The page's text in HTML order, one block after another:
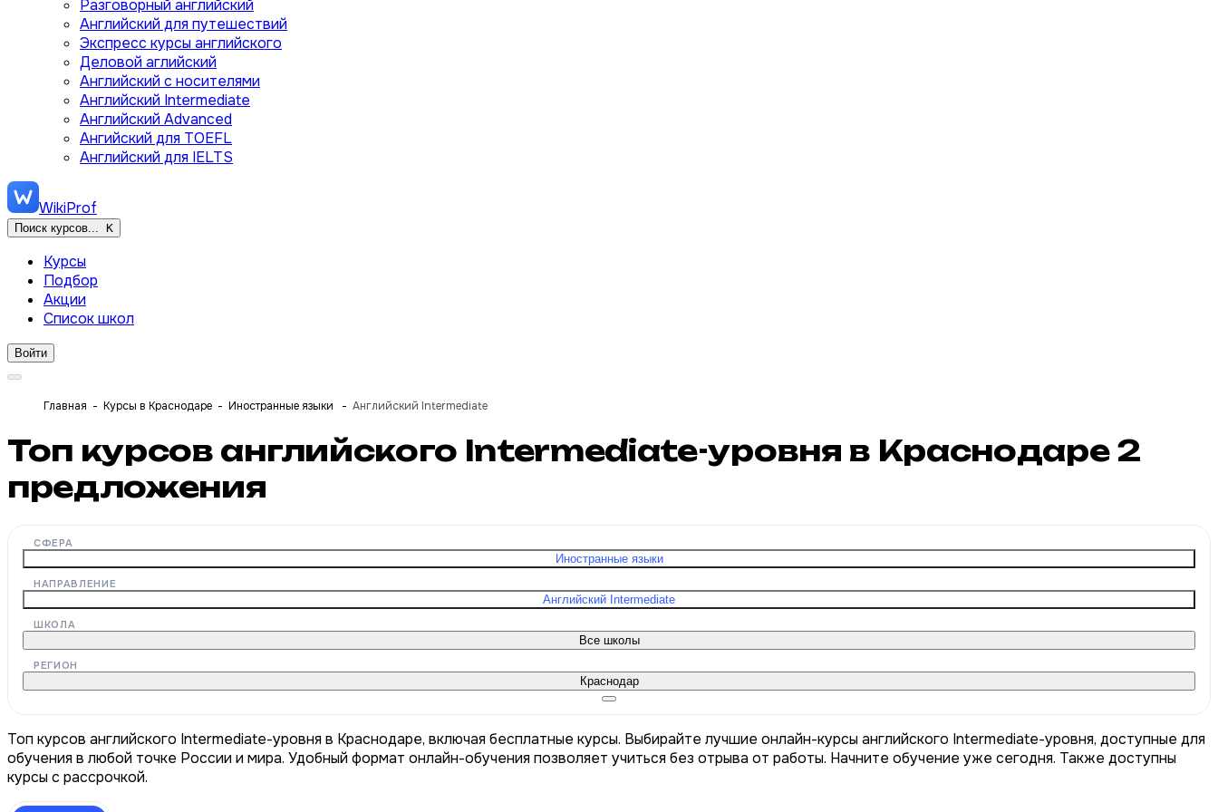
Разговорный английский
Английский для путешествий
Экспресс курсы английского
Деловой аглийский
Английский с носителями
Английский Intermediate
Английский Advanced
Ангийский для TOEFL
Английский для IELTS
WikiProf
Поиск курсов... K
Курсы
Подбор
Акции
Список школ
Войти
Главная Курсы в Краснодаре Иностранные языки Английский Intermediate
Топ курсов английского Intermediate-уровня в Краснодаре 2
предложения
СФЕРА
Иностранные языки
НАПРАВЛЕНИЕ
Английский Intermediate
ШКОЛА
Все школы
РЕГИОН
Краснодар
Топ курсов английского Intermediate-уровня в Краснодаре, включая бесплатные курсы. Выбирайте лучшие онлайн-курсы английского Intermediate-уровня, доступные для
обучения в любой точке России и мира. Удобный формат онлайн-обучения позволяет учиться без отрыва от работы. Начните обучение уже сегодня. Также доступны
курсы с рассрочкой.